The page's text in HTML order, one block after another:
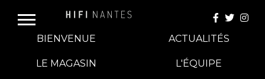
BIENVENUE ACTUALITÉS
LE MAGASIN L'ÉQUIPE